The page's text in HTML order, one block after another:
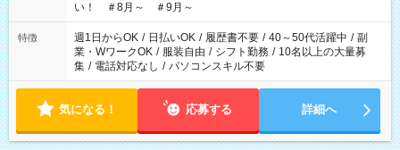
い！ ＃8月～ ＃9月～
特徴 週1日からOK / 日払いOK / 履歴書不要 / 40～50代活躍中 / 副
業・WワークOK / 服装自由 / シフト勤務 / 10名以上の大量募
集 / 電話対応なし / パソコンスキル不要
気になる！ 応募する 詳細へ